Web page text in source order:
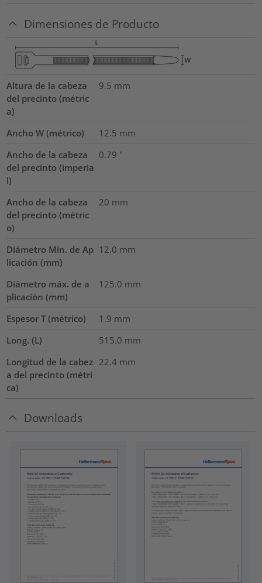
Dimensiones de Producto
Altura de la cabeza
del precinto (métric
a)
9.5 mm
Ancho W (métrico) 12.5 mm
Ancho de la cabeza
del precinto (imperia
l)
0.79 "
Ancho de la cabeza
del precinto (métric
o)
20 mm
Diámetro Min. de Ap
licación (mm)
12.0 mm
Diámetro máx. de a
plicación (mm)
125.0 mm
Espesor T (métrico) 1.9 mm
Long. (L)
515.0 mm
Longitud de la cabez
a del precinto (métri
ca)
22.4 mm
Downloads